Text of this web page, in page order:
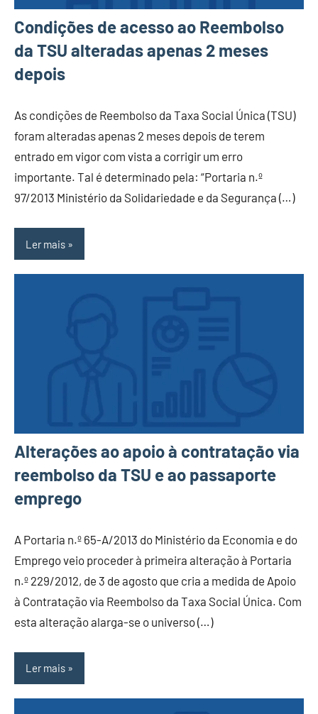
Condições de acesso ao Reembolso
da TSU alteradas apenas 2 meses
depois
As condições de Reembolso da Taxa Social Única (TSU)
foram alteradas apenas 2 meses depois de terem
entrado em vigor com vista a corrigir um erro
importante. Tal é determinado pela: “Portaria n.º
97/2013 Ministério da Solidariedade e da Segurança (…)
Ler mais
Alterações ao apoio à contratação via
reembolso da TSU e ao passaporte
emprego
A Portaria n.º 65-A/2013 do Ministério da Economia e do
Emprego veio proceder à primeira alteração à Portaria
n.º 229/2012, de 3 de agosto que cria a medida de Apoio
à Contratação via Reembolso da Taxa Social Única. Com
esta alteração alarga-se o universo (…)
Ler mais